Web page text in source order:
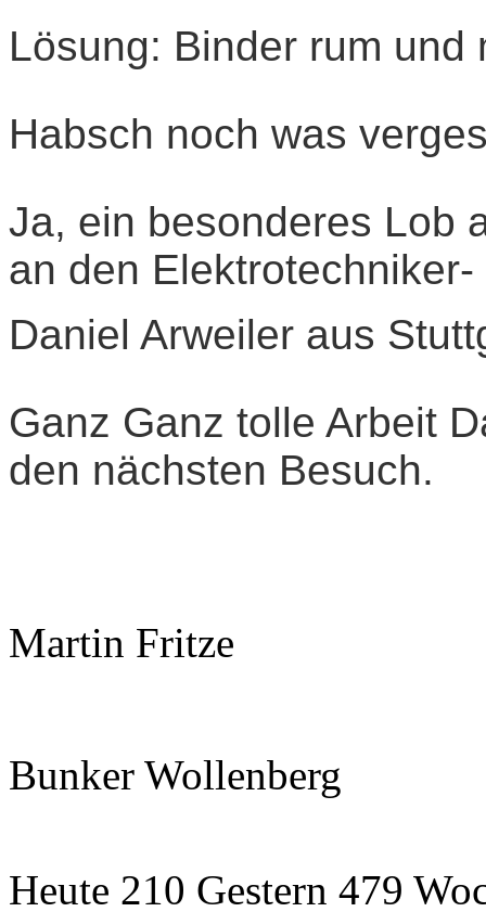
Lösung: Binder rum
Habsch noch was
Ja, ein besonderes Lob
an den
Daniel Arweiler aus
Ganz Ganz tolle Arbeit
den nächsten Besuch.
Martin Fritze
Bunker Wollenberg
Heute 210 Gestern 479